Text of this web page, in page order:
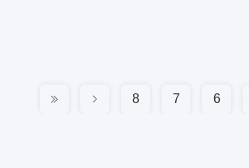
6
7
8